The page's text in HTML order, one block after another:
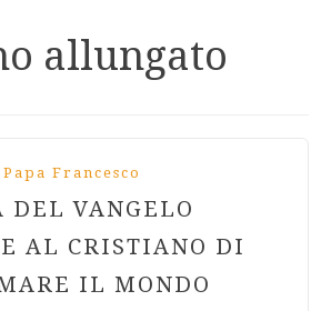
allungato
Francesco
DEL VANGELO
AL CRISTIANO DI
IL MONDO